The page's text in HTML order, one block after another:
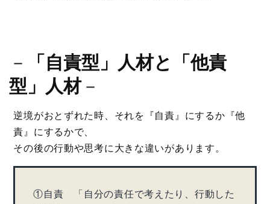
－
「自責型」人材と「他責
型」人材－
逆境がおとずれた時、それを『自責』にするか『他
責』にするかで、
その後の行動や思考に大きな違いがあります。
①自責 「自分の責任で考えたり、行動した